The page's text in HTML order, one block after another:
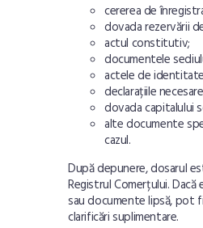
cererea de
dovada rezervării
actul constitutiv;
documentele
actele de
declarațiile
dovada capitalului
alte documente
cazul.
După depunere, dosarul
Registrul Comerțului.
sau documente lipsă, pot
clarificări suplimentare.